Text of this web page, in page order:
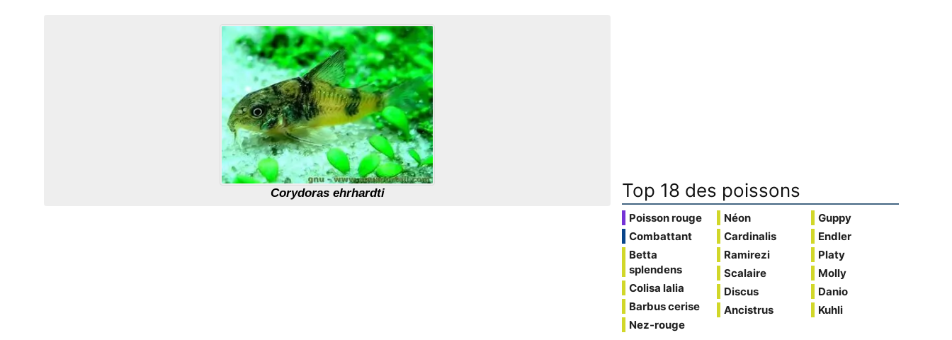
Corydoras ehrhardti Top 18 des poissons
Poisson rouge
Combattant
Betta
splendens
Colisa lalia
Barbus cerise
Nez-rouge
Néon
Cardinalis
Ramirezi
Scalaire
Discus
Ancistrus
Guppy
Endler
Platy
Molly
Danio
Kuhli